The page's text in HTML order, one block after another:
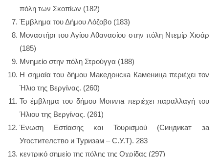
πόλη των Σκοπίων (182)
Έμβλημα του Δήμου Λόζοβο (183)
Μοναστήρι του Αγίου Αθανασίου στην πόλη Ντεμίρ Χισάρ
(185)
Μνημείο στην πόλη Στρούγγα (188)
Η σημαία του δήμου Македонска Каменица περιέχει τον
Ήλιο της Βεργίνας. (260)
Το έμβλημα του δήμου Могила περιέχει παραλλαγή του
Ήλιου της Βεργίνας. (261)
Ένωση Εστίασης και Τουρισμού (Синдикат за
Угостителство и Туризам – С.У.Т). 283
κεντρικό σημείο της πόλης της Οχρίδας (297)